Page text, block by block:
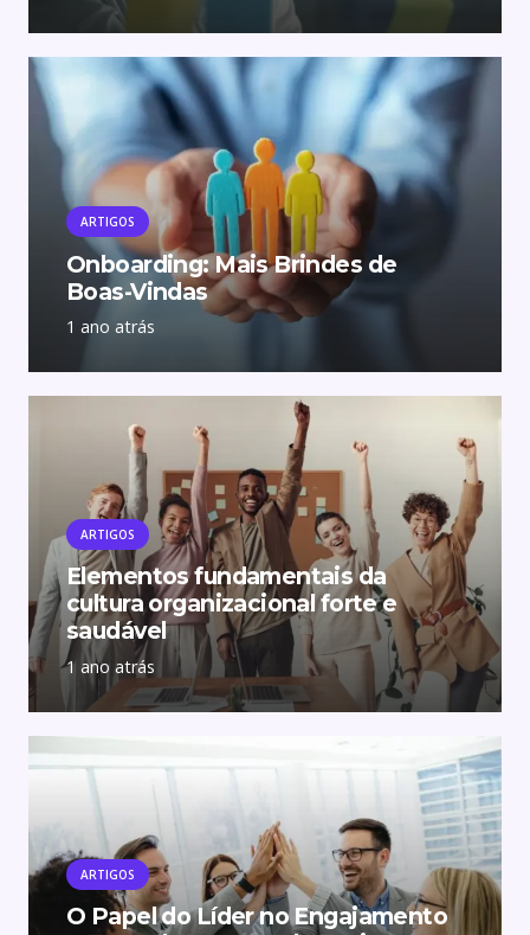
ARTIGOS
Onboarding: Mais Brindes de
Boas-Vindas
1 ano atrás
ARTIGOS
Elementos fundamentais da
cultura organizacional forte e
saudável
1 ano atrás
ARTIGOS
O Papel do Líder no Engajamento